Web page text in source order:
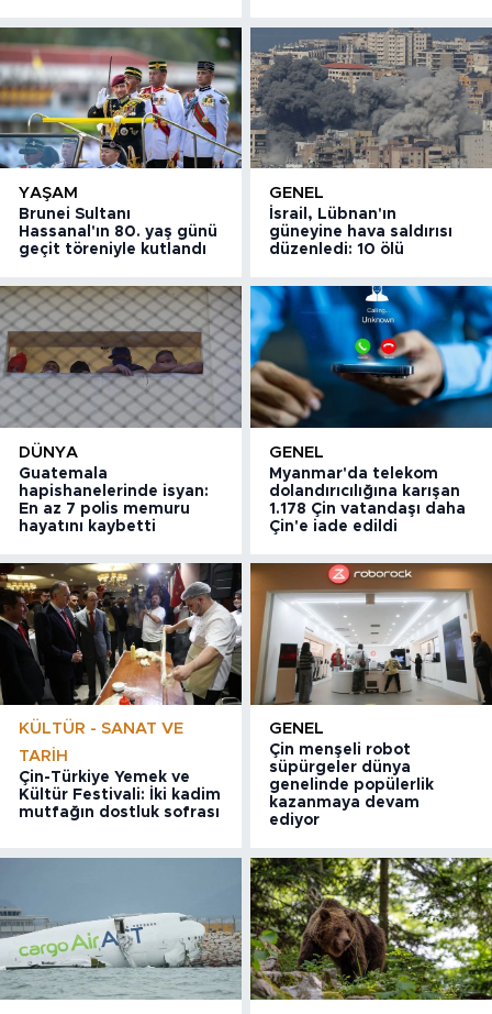
YAŞAM
Brunei Sultanı
Hassanal'ın 80. yaş günü
geçit töreniyle kutlandı
GENEL
İsrail, Lübnan'ın
güneyine hava saldırısı
düzenledi: 10 ölü
DÜNYA
Guatemala
hapishanelerinde isyan:
En az 7 polis memuru
hayatını kaybetti
GENEL
Myanmar'da telekom
dolandırıcılığına karışan
1.178 Çin vatandaşı daha
Çin'e iade edildi
KÜLTÜR - SANAT VE
TARIH
Çin-Türkiye Yemek ve
Kültür Festivali: İki kadim
mutfağın dostluk sofrası
GENEL
Çin menşeli robot
süpürgeler dünya
genelinde popülerlik
kazanmaya devam
ediyor